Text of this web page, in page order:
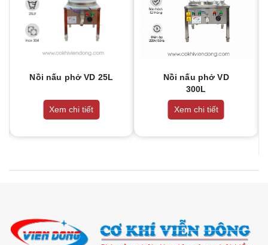
Nồi nấu phở VD 25L
Xem chi tiết
Nồi nấu phở VD
300L
Xem chi tiết